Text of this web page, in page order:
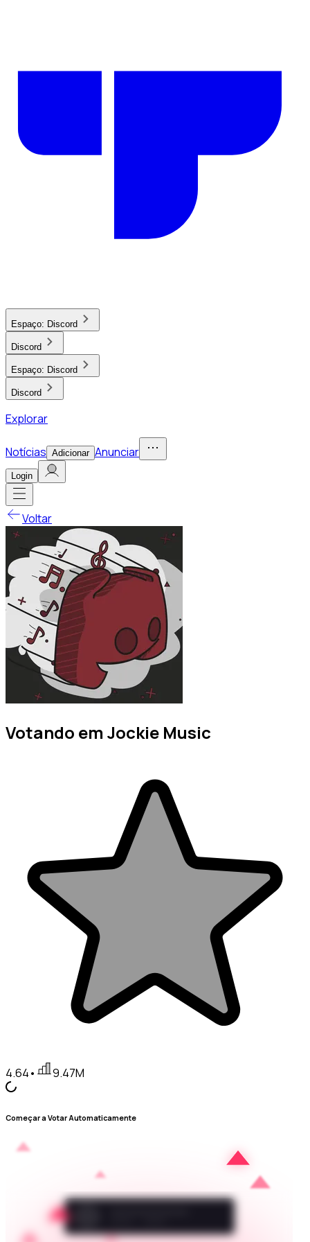
Espaço: Discord
Discord
Espaço: Discord
Discord
Explorar
Notícias Adicionar Anunciar
Login
Voltar
Votando em Jockie Music
4.64• 9.47M
Começar a Votar Automaticamente